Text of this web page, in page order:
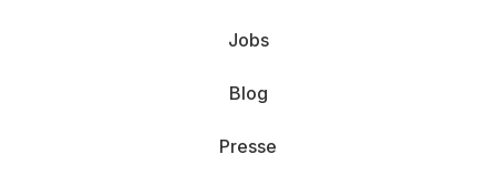
Jobs
Blog
Presse